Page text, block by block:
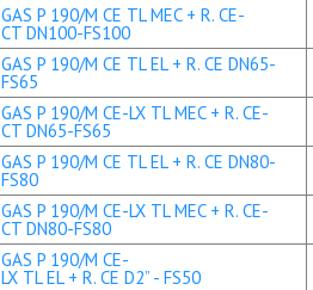
GAS P 190/M CE TL MEC + R. CE-
CT DN100-FS100
GAS P 190/M CE TL EL + R. CE DN65-
FS65
GAS P 190/M CE-LX TL MEC + R. CE-
CT DN65-FS65
GAS P 190/M CE TL EL + R. CE DN80-
FS80
GAS P 190/M CE-LX TL MEC + R. CE-
CT DN80-FS80
GAS P 190/M CE-
LX TL EL + R. CE D2” - FS50